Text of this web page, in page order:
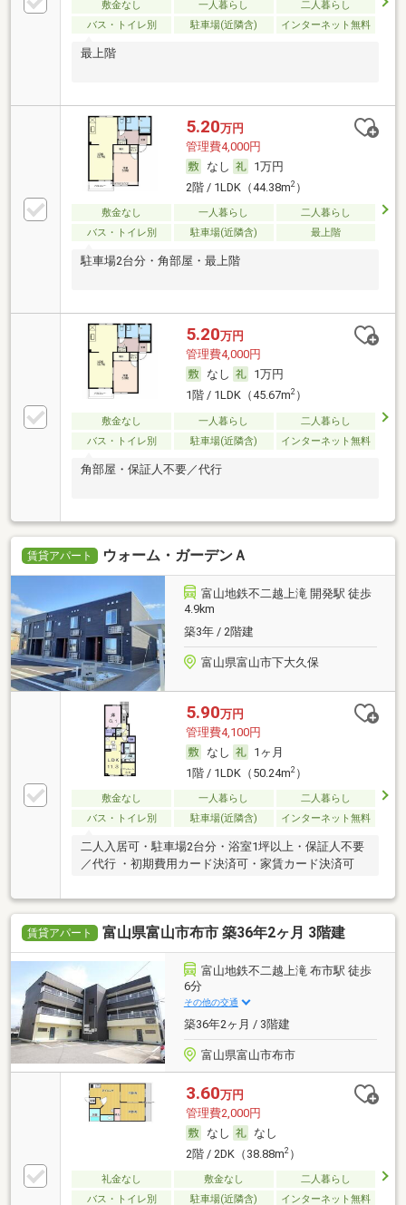
敷金なし 一人暮らし
二人暮らし
バス・トイレ別
駐車場(近隣含) インターネット無料
最上階
5.20万円
管理費4,000円
なし
1万円
2階 / 1LDK（44.38m2）
敷金なし 一人暮らし
二人暮らし
バス・トイレ別
駐車場(近隣含) 最上階
駐車場2台分・角部屋・最上階
5.20万円
管理費4,000円
なし
1万円
1階 / 1LDK（45.67m2）
敷金なし 一人暮らし
二人暮らし
バス・トイレ別
駐車場(近隣含) インターネット無料
角部屋・保証人不要／代行
賃貸アパート ウォーム・ガーデンＡ
富山地鉄不二越上滝 開発駅 徒歩
4.9km
築3年 / 2階建
富山県富山市下大久保
5.90万円
管理費4,100円
なし
1ヶ月
1階 / 1LDK（50.24m2）
敷金なし 一人暮らし
二人暮らし
バス・トイレ別
駐車場(近隣含) インターネット無料
二人入居可・駐車場2台分・浴室1坪以上・保証人不要
／代行 ・初期費用カード決済可・家賃カード決済可
賃貸アパート 富山県富山市布市 築36年2ヶ月 3階建
富山地鉄不二越上滝 布市駅 徒歩
6分
その他の交通
築36年2ヶ月 / 3階建
富山県富山市布市
3.60万円
管理費2,000円
なし
なし
2階 / 2DK（38.88m2）
礼金なし 敷金なし
二人暮らし
バス・トイレ別
駐車場(近隣含) インターネット無料